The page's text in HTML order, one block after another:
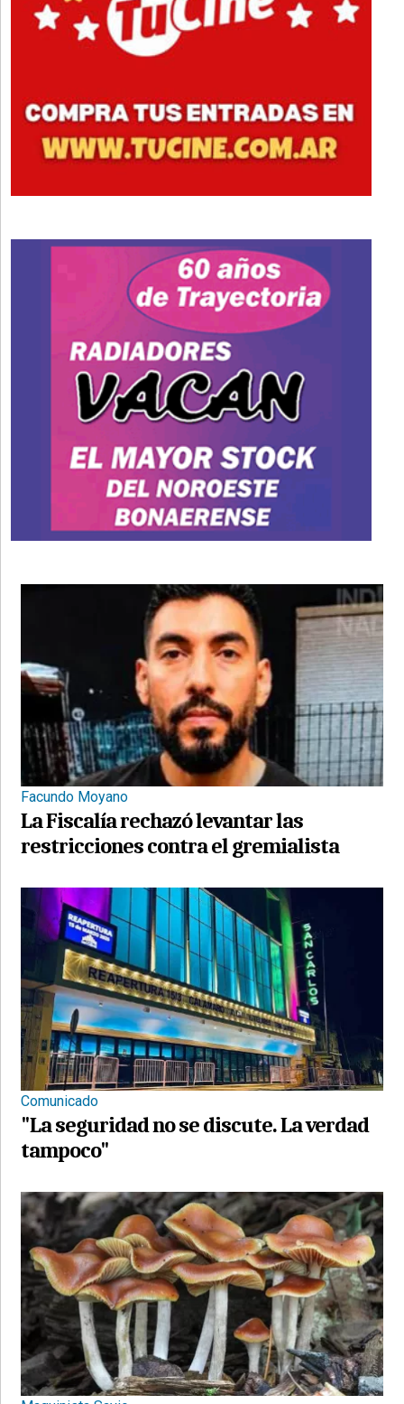
Facundo Moyano
La Fiscalía rechazó levantar las
restricciones contra el gremialista
Comunicado
"La seguridad no se discute. La verdad
tampoco"